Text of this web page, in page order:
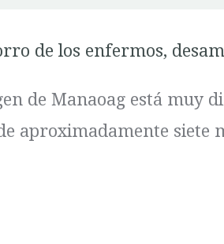
de los enfermos,
de Manaoag está muy
aproximadamente siete